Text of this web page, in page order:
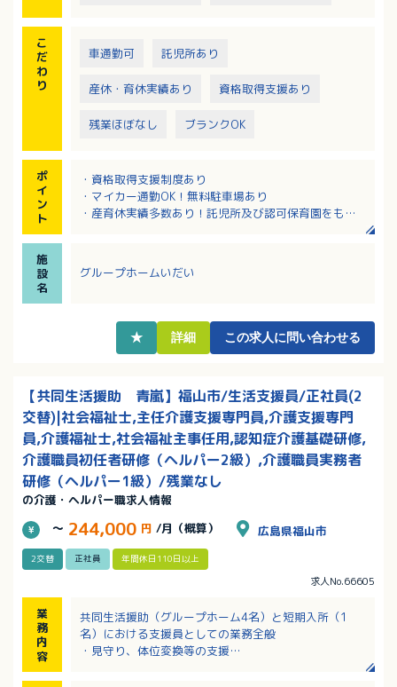
こ
だ
わ
り
車通勤可 託児所あり
産休・育休実績あり 資格取得支援あり
残業ほぼなし ブランクOK
ポ
イ
ン
ト
・資格取得支援制度あり
・マイカー通勤OK！無料駐車場あり
・産育休実績多数あり！託児所及び認可保育園をも
・複数の施設形態をもち、異動によるキャリアチェン
ジや環境変更も可能！
施
設
名
グループホームいだい
★ 詳細 この求人に問い合わせる
【共同生活援助 青嵐】福山市/生活支援員/正社員(2
交替)|社会福祉士,主任介護支援専門員,介護支援専門
員,介護福祉士,社会福祉主事任用,認知症介護基礎研修,
介護職員初任者研修（ヘルパー2級）,介護職員実務者
研修（ヘルパー1級）/残業なし
の介護・ヘルパー職求人情報
～ 244,000 円 /月（概算） 広島県福山市
2交替 正社員 年間休日110日以上
求人No.66605
業
務
内
容
共同生活援助（グループホーム4名）と短期入所（1
名）における支援員としての業務全般
・見守り、体位変換等の支援